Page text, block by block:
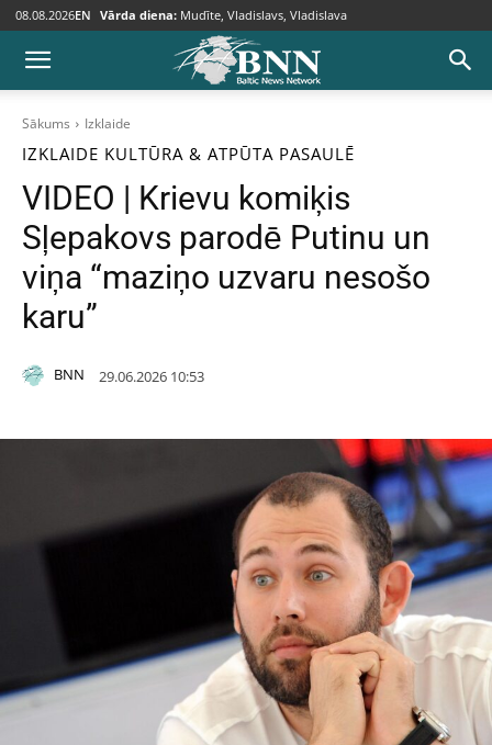
08.08.2026EN Vārda diena: Mudīte, Vladislavs, Vladislava
Sākums Izklaide
IZKLAIDE KULTŪRA & ATPŪTA PASAULĒ
VIDEO | Krievu komiķis
Sļepakovs parodē Putinu un
viņa “maziņo uzvaru nesošo
karu”
BNN 29.06.2026 10:53